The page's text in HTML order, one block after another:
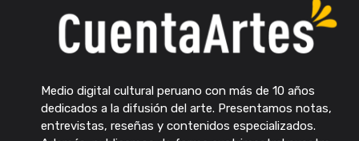
Medio digital cultural peruano con más de 10 años
dedicados a la difusión del arte. Presentamos notas,
entrevistas, reseñas y contenidos especializados.